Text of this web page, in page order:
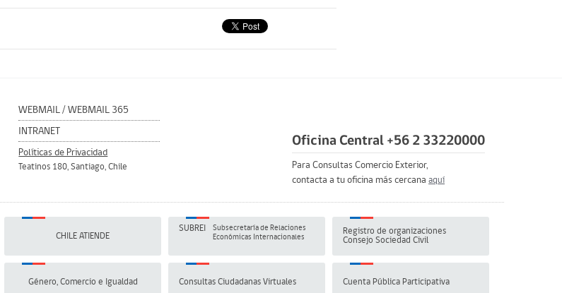
Oficina Central +56 2 33220000
Para Consultas Comercio Exterior,
contacta a tu oficina más cercana aquí
WEBMAIL /WEBMAIL 365
INTRANET
Políticas de Privacidad
Teatinos 180, Santiago, Chile
CHILE ATIENDE
SUBREI
Subsecretaría de Relaciones
Económicas Internacionales
Registro de organizaciones
Consejo Sociedad Civil
Género, Comercio e Igualdad Consultas Ciudadanas Virtuales Cuenta Pública Participativa